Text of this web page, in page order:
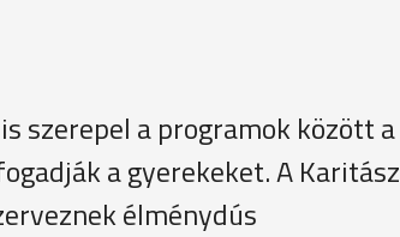
szerepel a programok között a
a gyerekeket. A Karitász
élménydús